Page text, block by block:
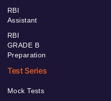
RBI
Assistant
RBI
GRADE B
Preparation
Test Series
Mock Tests